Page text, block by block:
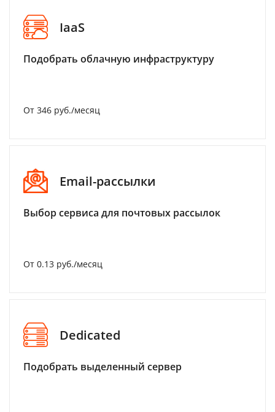
IaaS
Подобрать облачную инфраструктуру
От 346 руб./месяц
Email-рассылки
Выбор сервиса для почтовых рассылок
От 0.13 руб./месяц
Dedicated
Подобрать выделенный сервер